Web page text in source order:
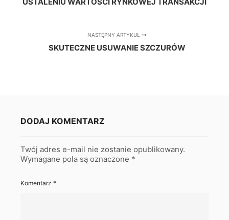
NASTĘPNY ARTYKUŁ
SKUTECZNE USUWANIE SZCZURÓW
DODAJ KOMENTARZ
Twój adres e-mail nie zostanie opublikowany.
Wymagane pola są oznaczone *
Komentarz *